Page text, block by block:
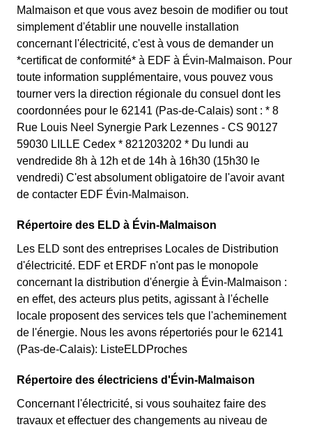
Malmaison et que vous avez besoin de modifier ou tout
simplement d'établir une nouvelle installation
concernant l'électricité, c'est à vous de demander un
*certificat de conformité* à EDF à Évin-Malmaison. Pour
toute information supplémentaire, vous pouvez vous
tourner vers la direction régionale du consuel dont les
coordonnées pour le 62141 (Pas-de-Calais) sont : * 8
Rue Louis Neel Synergie Park Lezennes - CS 90127
59030 LILLE Cedex * 821203202 * Du lundi au
vendredide 8h à 12h et de 14h à 16h30 (15h30 le
vendredi) C'est absolument obligatoire de l'avoir avant
de contacter EDF Évin-Malmaison.
Répertoire des ELD à Évin-Malmaison
Les ELD sont des entreprises Locales de Distribution
d'électricité. EDF et ERDF n'ont pas le monopole
concernant la distribution d'énergie à Évin-Malmaison :
en effet, des acteurs plus petits, agissant à l'échelle
locale proposent des services tels que l'acheminement
de l'énergie. Nous les avons répertoriés pour le 62141
(Pas-de-Calais): ListeELDProches
Répertoire des électriciens d'Évin-Malmaison
Concernant l'électricité, si vous souhaitez faire des
travaux et effectuer des changements au niveau de